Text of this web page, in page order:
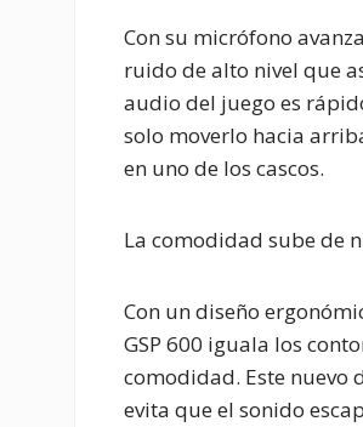
Con su micrófono
ruido de alto nivel que
audio del juego es
solo moverlo hacia
en uno de los cascos.
La comodidad sube de
Con un diseño
GSP 600 iguala los
comodidad. Este nuevo
evita que el sonido